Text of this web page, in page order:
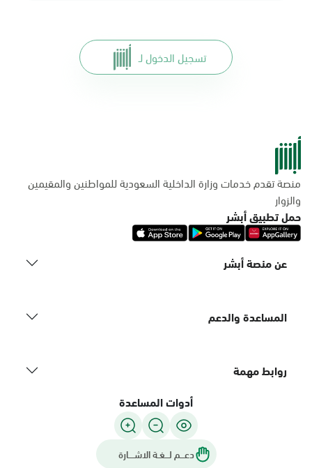
تسجيل الدخول لـ
منصة تقدم خدمات وزارة الداخلية السعودية للمواطنين والمقيمين
والزوار
حمل تطبيق أبشر
عن منصة أبشر
المساعدة والدعم
روابط مهمة
أدوات المساعدة
دعـــم لـــغـة الاشــــارة